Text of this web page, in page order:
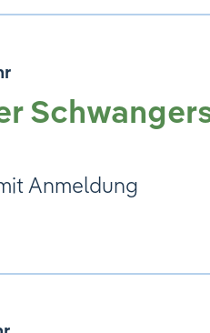
Anmeldung